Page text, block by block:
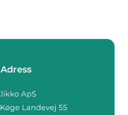
Adress